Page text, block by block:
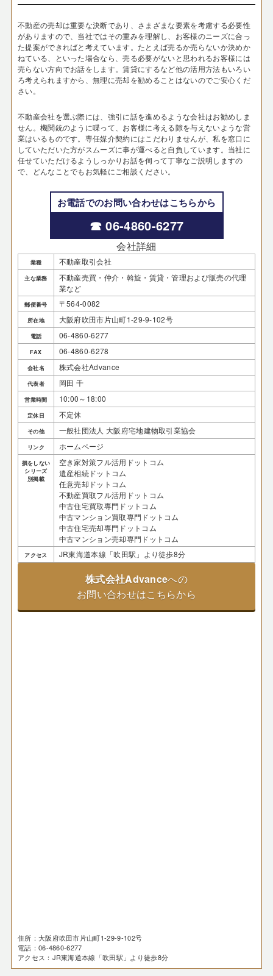
不動産の売却は重要な決断であり、さまざまな要素を考慮する必要性
がありますので、当社ではその重みを理解し、お客様のニーズに合っ
た提案ができればと考えています。たとえば売るか売らないか決めか
ねている、といった場合なら、売る必要がないと思われるお客様には
売らない方向でお話をします。賃貸にするなど他の活用方法もいろい
ろ考えられますから、無理に売却を勧めることはないのでご安心くだ
さい。
不動産会社を選ぶ際には、強引に話を進めるような会社はお勧めしま
せん。機関銃のように喋って、お客様に考える隙を与えないような営
業はいるものです。専任媒介契約にはこだわりませんが、私を窓口に
していただいた方がスムーズに事が運べると自負しています。当社に
任せていただけるようしっかりお話を伺って丁寧なご説明しますの
で、どんなことでもお気軽にご相談ください。
お電話でのお問い合わせはこちらから
☎ 06-4860-6277
会社詳細
業種 不動産取引会社
主な業務
不動産売買・仲介・斡旋・賃貸・管理および販売の代理
業など
郵便番号 〒564-0082
所在地 大阪府吹田市片山町1-29-9-102号
電話 06-4860-6277
FAX 06-4860-6278
会社名 株式会社Advance
代表者 岡田 千
営業時間 10:00～18:00
定休日 不定休
その他 一般社団法人 大阪府宅地建物取引業協会
リンク ホームページ
損をしない
シリーズ
別掲載
空き家対策フル活用ドットコム
遺産相続ドットコム
任意売却ドットコム
不動産買取フル活用ドットコム
中古住宅買取専門ドットコム
中古マンション買取専門ドットコム
中古住宅売却専門ドットコム
中古マンション売却専門ドットコム
アクセス JR東海道本線「吹田駅」より徒歩8分
株式会社Advanceへの
お問い合わせはこちらから
住所：大阪府吹田市片山町1-29-9-102号
電話：06-4860-6277
アクセス：JR東海道本線「吹田駅」より徒歩8分